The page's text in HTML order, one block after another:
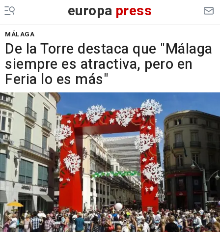
europa press
MÁLAGA
De la Torre destaca que "Málaga
siempre es atractiva, pero en
Feria lo es más"